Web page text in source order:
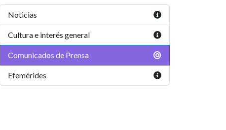
Noticias
Cultura e interés general
Comunicados de Prensa
Efemérides